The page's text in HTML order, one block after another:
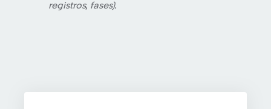
registros, fases).